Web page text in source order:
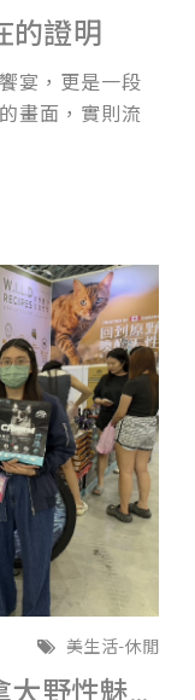
的證明
宴，更是一段
畫面，實則流
美生活-休閒
高雄寵物展CHARM加拿大野性魅力滿6千送遊艇體驗